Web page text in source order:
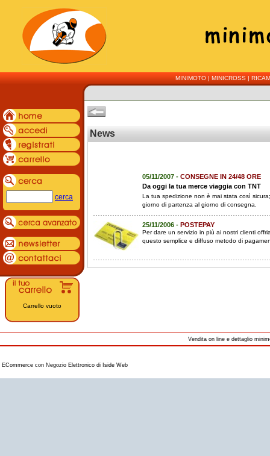
MINIMOTO | MINICROSS |
cerca
Carrello vuoto
News
05/11/2007 - CONSEGNE IN 24/48 ORE
Da oggi la tua merce viaggia con TNT
La tua spedizione non è mai stata così
giorno di partenza al giorno di consegna.
25/11/2006 - POSTEPAY
Per dare un servizio in più ai nostri clienti
questo semplice e diffuso metodo di
Vendita on line e dettaglio
ECommerce con Negozio Elettronico di Iside Web